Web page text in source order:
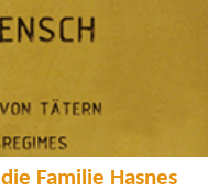
Familie Hasnes